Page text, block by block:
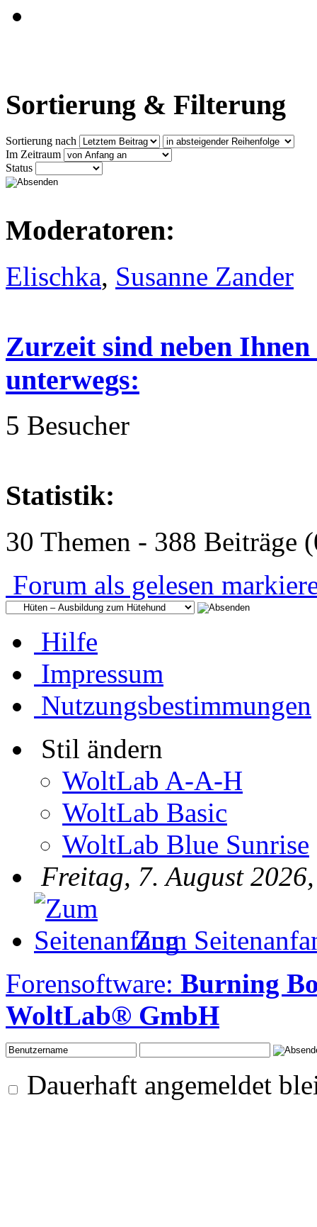
Sortierung & Filterung
Sortierung nach
Im Zeitraum
Status
Moderatoren:
Elischka, Susanne Zander
Zurzeit sind neben
unterwegs:
5 Besucher
Statistik:
30 Themen - 388 Beiträge
Forum als gelesen
Hilfe
Impressum
Nutzungsbestimmungen
Stil ändern
WoltLab A-A-H
WoltLab Basic
WoltLab Blue Sunrise
Freitag, 7. August
Zum
Forensoftware: Burning
WoltLab® GmbH
Dauerhaft angemeldet